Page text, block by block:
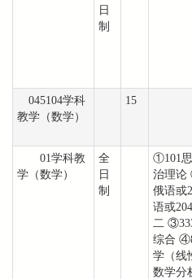
日
制
045104学科
教学（数学）
15
01学科教
学（数学）
全
日
制
①101
治理论
俄语或
语或
二
综合
学（线
数学分